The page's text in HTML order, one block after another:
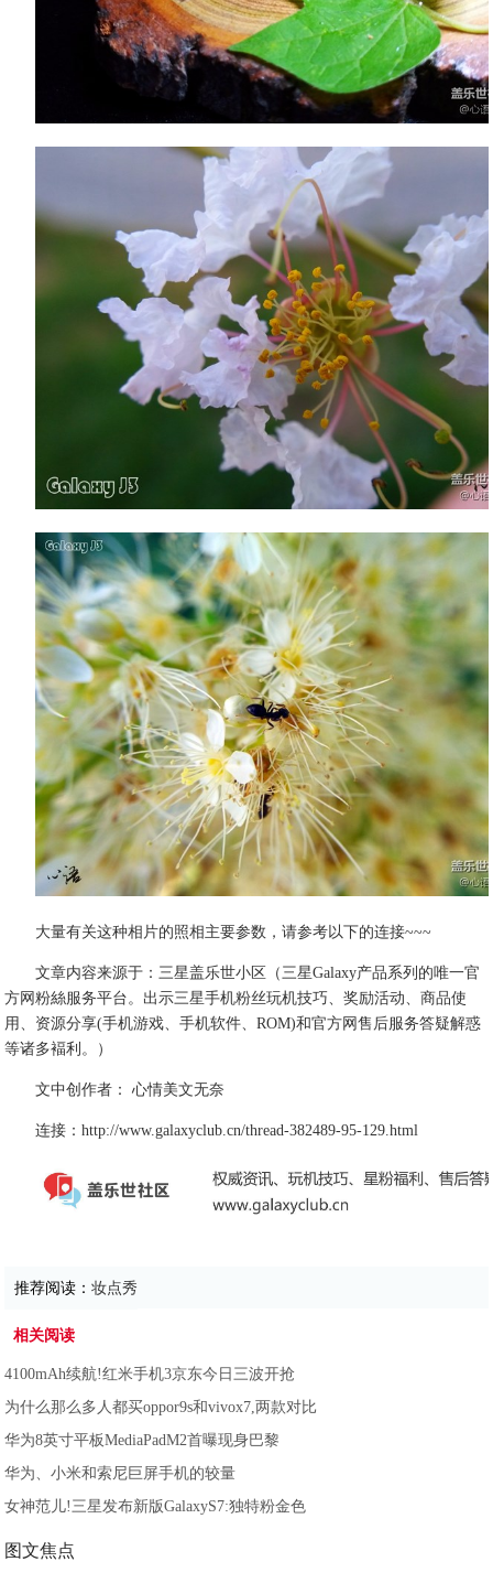
大量有关这种相片的照相主要参数，请参考以下的连接~~~
文章内容来源于：三星盖乐世小区（三星Galaxy产品系列的唯一官
方网粉絲服务平台。出示三星手机粉丝玩机技巧、奖励活动、商品使
用、资源分享(手机游戏、手机软件、ROM)和官方网售后服务答疑解惑
等诸多褔利。）
文中创作者： 心情美文无奈
连接：http://www.galaxyclub.cn/thread-382489-95-129.html
推荐阅读：妆点秀
相关阅读
4100mAh续航!红米手机3京东今日三波开抢
为什么那么多人都买oppor9s和vivox7,两款对比
华为8英寸平板MediaPadM2首曝现身巴黎
华为、小米和索尼巨屏手机的较量
女神范儿!三星发布新版GalaxyS7:独特粉金色
图文焦点